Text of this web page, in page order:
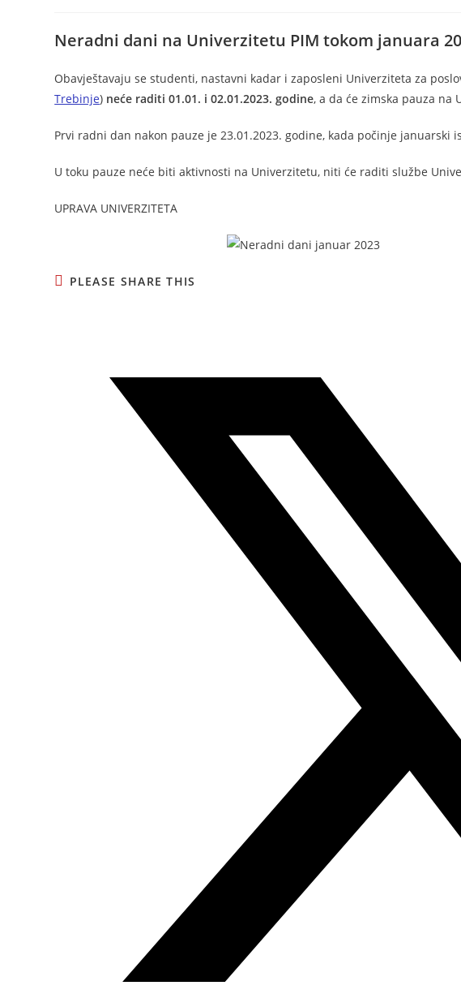
Neradni dani na Univerzitetu PIM tokom januara
Obavještavaju se studenti, nastavni kadar i zaposleni Univerziteta za
Trebinje) neće raditi 01.01. i 02.01.2023. godine, a da će zimska pauza na
Prvi radni dan nakon pauze je 23.01.2023. godine, kada počinje januarski
U toku pauze neće biti aktivnosti na Univerzitetu, niti će raditi službe
UPRAVA UNIVERZITETA
PLEASE SHARE THIS